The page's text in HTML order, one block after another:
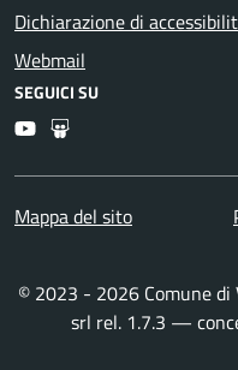
Dichiarazione di
Webmail
SEGUICI SU
YoutubeSlideshare
Mappa del sito
© 2023 - 2026 Comune di
srl rel. 1.7.3 —